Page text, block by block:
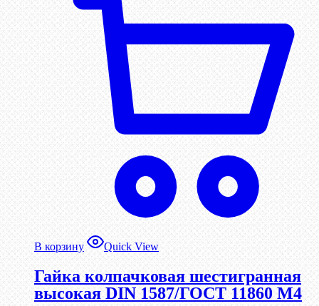
В корзину Quick View
Гайка колпачковая шестигранная
высокая DIN 1587/ГОСТ 11860 М4